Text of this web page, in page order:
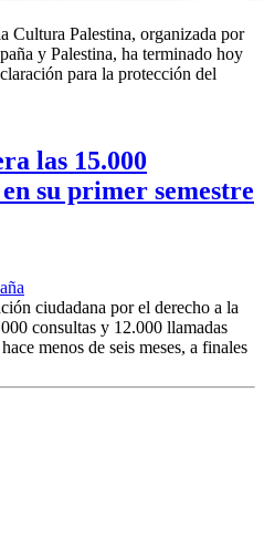
Cultura Palestina, organizada por
y Palestina, ha terminado hoy
para la protección del
las 15.000
su primer semestre
ciudadana por el derecho a la
consultas y 12.000 llamadas
menos de seis meses, a finales